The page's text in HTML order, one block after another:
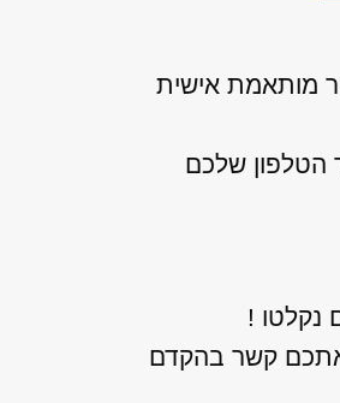
מותאמת אישית
שלכם
נקלטו !
אתכם קשר בהקדם